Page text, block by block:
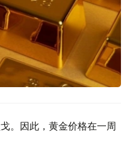
。因此，黄金价格在一周